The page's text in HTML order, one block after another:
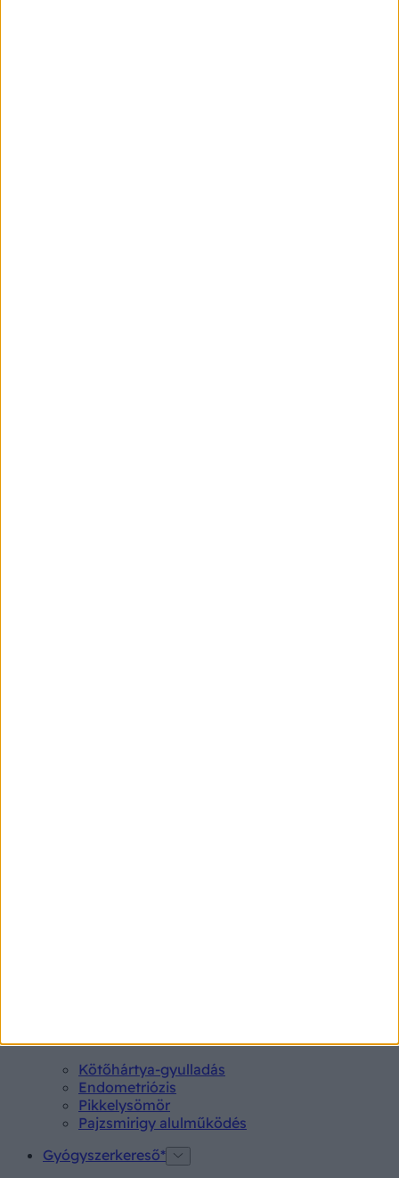
Kötőhártya-gyulladás
Endometriózis
Pikkelysömör
Pajzsmirigy alulműködés
Gyógyszerkereső*